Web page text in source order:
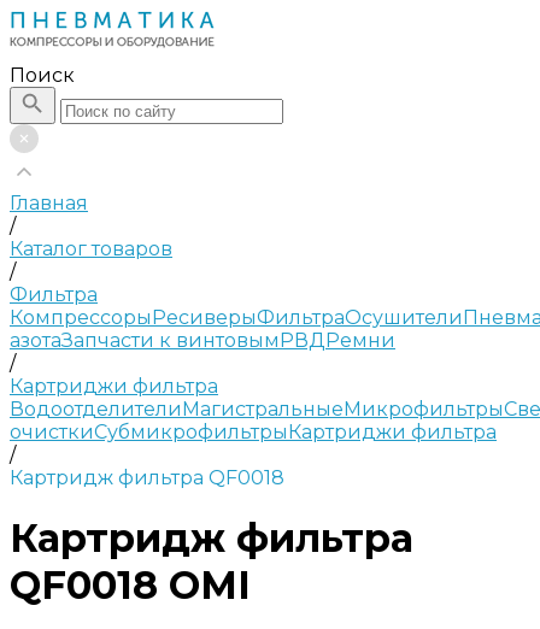
Поиск
Главная
/
Каталог товаров
/
Фильтра
КомпрессорыРесиверыФильтраОсушители
азотаЗапчасти к винтовымРВДРемни
/
Картриджи фильтра
ВодоотделителиМагистральныеМикрофильтры
очисткиСубмикрофильтрыКартриджи фильтра
/
Картридж фильтра QF0018
Картридж фильтра
QF0018 OMI